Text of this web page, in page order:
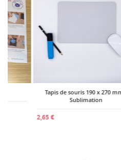
Tapis de souris 190 x 270 mm -
Sublimation